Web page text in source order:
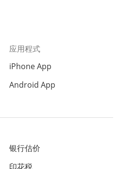
应用程式
iPhone App
Android App
银行估价
印花税